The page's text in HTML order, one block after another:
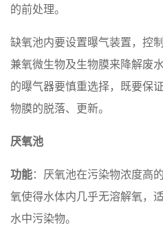
的前处理。
缺氧池内要设置曝气装置，控
兼氧微生物及生物膜来降解废
的曝气器要慎重选择，既要保
物膜的脱落、更新。
厌氧池
功能：厌氧池在污染物浓度高
氧使得水体内几乎无溶解氧，
水中污染物。